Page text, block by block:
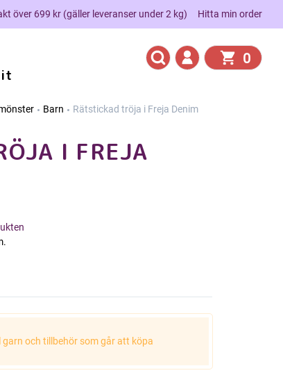
över 699 kr (gäller leveranser under 2 kg) Hitta min order
0
Barn Rätstickad tröja i Freja Denim
I FREJA
och tillbehör som går att köpa